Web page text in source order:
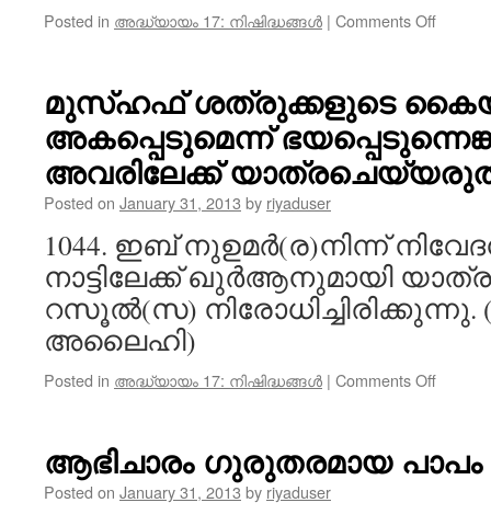
Posted in അദ്ധ്യായം 17: നിഷിദ്ധങ്ങൾ | Comments Offon
ഏത്
മുസ്ഹഫ് ശത്രുക്കളുടെ
അകപ്പെടുമെന്ന്
അവരിലേക്ക്
Posted on January 31, 2013 by riyaduser
1044. ഇബ് നുഉമർ(ര)നിന്ന്
നാട്ടിലേക്ക് ഖുർആനുമായി
റസൂൽ(സ)
അലൈഹി)
Posted in അദ്ധ്യായം 17: നിഷിദ്ധങ്ങൾ | Comments Offon
ആഭിചാരം ഗുരുതരമായ പാപം
Posted on January 31, 2013 by riyaduser